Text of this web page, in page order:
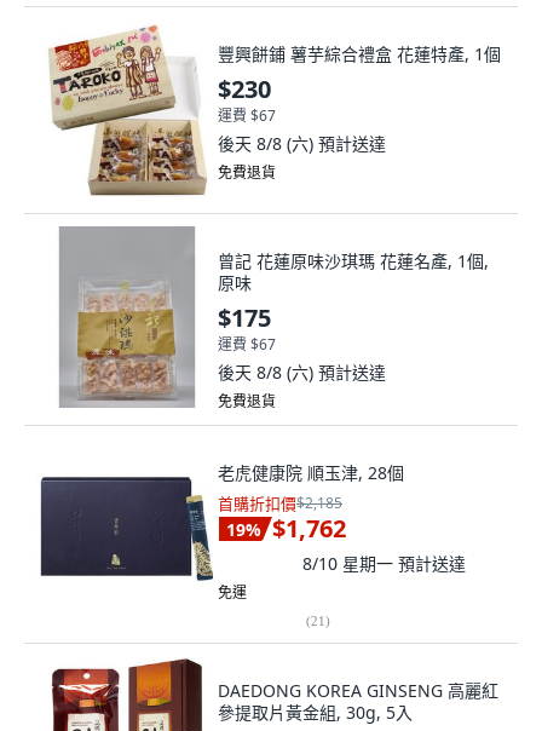
豐興餅鋪 薯芋綜合禮盒 花蓮特產, 1個
$230
運費 $67
後天 8/8 (六) 預計送達
免費退貨
曾記 花蓮原味沙琪瑪 花蓮名產, 1個,
原味
$175
運費 $67
後天 8/8 (六) 預計送達
免費退貨
老虎健康院 順玉津, 28個
首購折扣價$2,185
19% $1,762
8/10 星期一 預計送達
免運
(21)
DAEDONG KOREA GINSENG 高麗紅
參提取片黃金組, 30g, 5入